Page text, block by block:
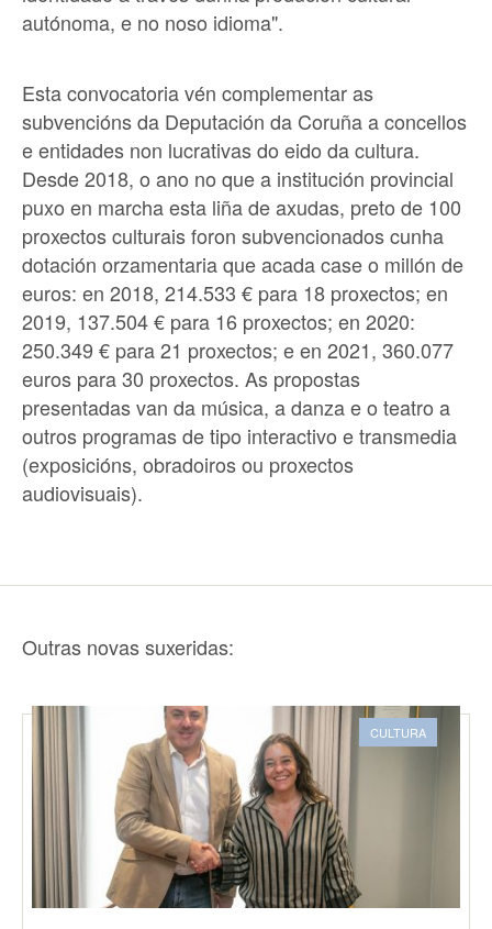
autónoma, e no noso idioma".
Esta convocatoria vén complementar as
subvencións da Deputación da Coruña a concellos
e entidades non lucrativas do eido da cultura.
Desde 2018, o ano no que a institución provincial
puxo en marcha esta liña de axudas, preto de 100
proxectos culturais foron subvencionados cunha
dotación orzamentaria que acada case o millón de
euros: en 2018, 214.533 € para 18 proxectos; en
2019, 137.504 € para 16 proxectos; en 2020:
250.349 € para 21 proxectos; e en 2021, 360.077
euros para 30 proxectos. As propostas
presentadas van da música, a danza e o teatro a
outros programas de tipo interactivo e transmedia
(exposicións, obradoiros ou proxectos
audiovisuais).
Outras novas suxeridas:
CULTURA